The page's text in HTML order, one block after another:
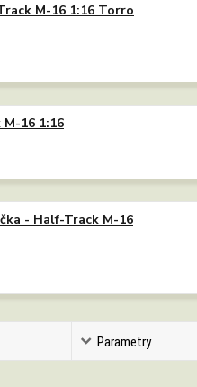
M-16 1:16 Torro
16 1:16
- Half-Track M-16
Parametry